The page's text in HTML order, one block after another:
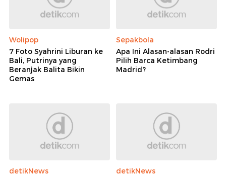
Wolipop
7 Foto Syahrini Liburan ke
Bali, Putrinya yang
Beranjak Balita Bikin
Gemas
Sepakbola
Apa Ini Alasan-alasan Rodri
Pilih Barca Ketimbang
Madrid?
detikNews
detikNews